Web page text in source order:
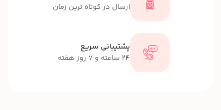
ارسال در کوتاه ترین زمان
پشتیبانی سریع
24 ساعته و 7 روز هفته